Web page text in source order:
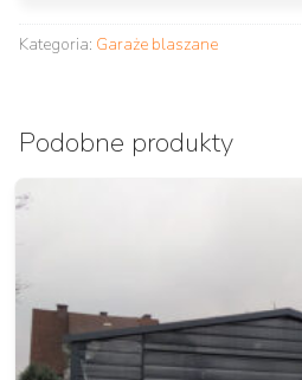
Kategoria: Garaże blaszane
Podobne produkty